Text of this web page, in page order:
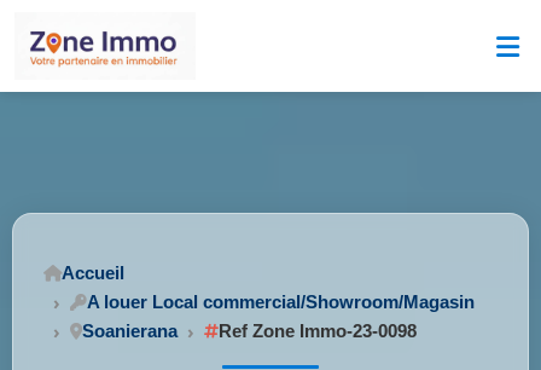
Accueil
A louer Local commercial/Showroom/Magasin
Soanierana
Ref Zone Immo-23-0098